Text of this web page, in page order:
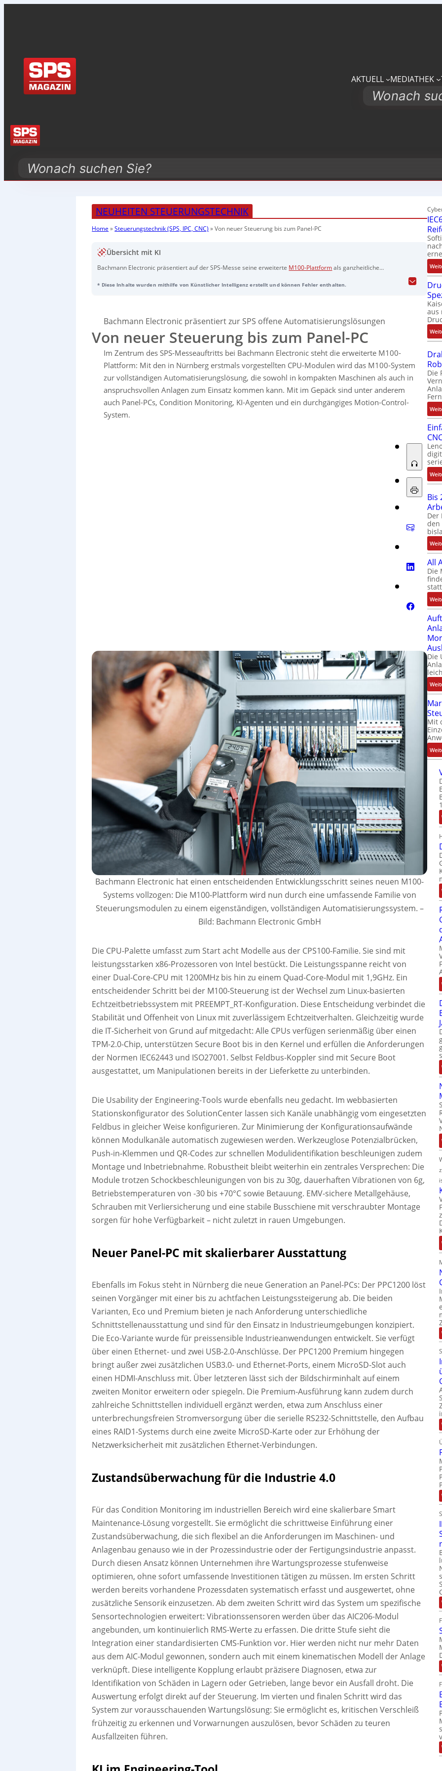
AKTUELL MEDIATHEK
Search
Search
NEUHEITEN STEUERUNGSTECHNIK
Home »Steuerungstechnik (SPS, IPC, CNC) »Von neuer Steuerung bis zum Panel-PC
Übersicht mit KI
Bachmann Electronic präsentiert auf der SPS-Messe seine erweiterte M100-Plattformals ganzheitliche
durchgängigenMotion Control System. Die CPUs derCPS100-Familie, basierend auf leistungsstarken Intel-
achtfache Leistungssteigerungen. Eine skalierbare Smart Maintenance-Lösung ermöglicht flexible
Zustandsüberwachung für Industrie 4.0, während KI-Agenten im Solution Center intelligente Unterstützung für
Entwickler bieten. Das Motion Control Systemermöglicht vielseitige Bewegungssteuerungen, ergänzt durch
spezialisierte Lösungen wie dasGMP32X2-Modulfür Netzüberwachung.
* Diese Inhalte wurden mithilfe von Künstlicher Intelligenz erstellt und können Fehler enthalten.
Bachmann Electronic präsentiert zur SPS offene Automatisierungslösungen
Von neuer Steuerung bis zum Panel-PC
Im Zentrum des SPS-Messeauftritts bei Bachmann Electronic steht die erweiterte M100-
Plattform: Mit den in Nürnberg erstmals vorgestellten CPU-Modulen wird das M100-System
zur vollständigen Automatisierungslösung, die sowohl in kompakten Maschinen als auch in
anspruchsvollen Anlagen zum Einsatz kommen kann. Mit im Gepäck sind unter anderem
auch Panel-PCs, Condition Monitoring, KI-Agenten und ein durchgängiges Motion-Control-
System.
Bachmann Electronic hat einen entscheidenden Entwicklungsschritt seines neuen M100-
Systems vollzogen: Die M100-Plattform wird nun durch eine umfassende Familie von
Steuerungsmodulen zu einem eigenständigen, vollständigen Automatisierungssystem. –
Bild: Bachmann Electronic GmbH
Die CPU-Palette umfasst zum Start acht Modelle aus der CPS100-Familie. Sie sind mit
leistungsstarken x86-Prozessoren von Intel bestückt. Die Leistungsspanne reicht von
einer Dual-Core-CPU mit 1200MHz bis hin zu einem Quad-Core-Modul mit 1,9GHz. Ein
entscheidender Schritt bei der M100-Steuerung ist der Wechsel zum Linux-basierten
Echtzeitbetriebssystem mit PREEMPT_RT-Konfiguration. Diese Entscheidung verbindet die
Stabilität und Offenheit von Linux mit zuverlässigem Echtzeitverhalten. Gleichzeitig wurde
die IT-Sicherheit von Grund auf mitgedacht: Alle CPUs verfügen serienmäßig über einen
TPM-2.0-Chip, unterstützen Secure Boot bis in den Kernel und erfüllen die Anforderungen
der Normen IEC62443 und ISO27001. Selbst Feldbus-Koppler sind mit Secure Boot
ausgestattet, um Manipulationen bereits in der Lieferkette zu unterbinden.
Die Usability der Engineering-Tools wurde ebenfalls neu gedacht. Im webbasierten
Stationskonfigurator des SolutionCenter lassen sich Kanäle unabhängig vom eingesetzten
Feldbus in gleicher Weise konfigurieren. Zur Minimierung der Konfigurationsaufwände
können Modulkanäle automatisch zugewiesen werden. Werkzeuglose Potenzialbrücken,
Push-in-Klemmen und QR-Codes zur schnellen Modulidentifikation beschleunigen zudem
Montage und Inbetriebnahme. Robustheit bleibt weiterhin ein zentrales Versprechen: Die
Module trotzen Schockbeschleunigungen von bis zu 30g, dauerhaften Vibrationen von 6g,
Betriebstemperaturen von -30 bis +70°C sowie Betauung. EMV-sichere Metallgehäuse,
Schrauben mit Verliersicherung und eine stabile Busschiene mit verschraubter Montage
sorgen für hohe Verfügbarkeit – nicht zuletzt in rauen Umgebungen.
Neuer Panel-PC mit skalierbarer Ausstattung
Ebenfalls im Fokus steht in Nürnberg die neue Generation an Panel-PCs: Der PPC1200 löst
seinen Vorgänger mit einer bis zu achtfachen Leistungssteigerung ab. Die beiden
Varianten, Eco und Premium bieten je nach Anforderung unterschiedliche
Schnittstellenausstattung und sind für den Einsatz in Industrieumgebungen konzipiert.
Die Eco-Variante wurde für preissensible Industrieanwendungen entwickelt. Sie verfügt
über einen Ethernet- und zwei USB-2.0-Anschlüsse. Der PPC1200 Premium hingegen
bringt außer zwei zusätzlichen USB3.0- und Ethernet-Ports, einem MicroSD-Slot auch
einen HDMI-Anschluss mit. Über letzteren lässt sich der Bildschirminhalt auf einem
zweiten Monitor erweitern oder spiegeln. Die Premium-Ausführung kann zudem durch
zahlreiche Schnittstellen individuell ergänzt werden, etwa zum Anschluss einer
unterbrechungsfreien Stromversorgung über die serielle RS232-Schnittstelle, den Aufbau
eines RAID1-Systems durch eine zweite MicroSD-Karte oder zur Erhöhung der
Netzwerksicherheit mit zusätzlichen Ethernet-Verbindungen.
Zustandsüberwachung für die Industrie 4.0
Für das Condition Monitoring im industriellen Bereich wird eine skalierbare Smart
Maintenance-Lösung vorgestellt. Sie ermöglicht die schrittweise Einführung einer
Zustandsüberwachung, die sich flexibel an die Anforderungen im Maschinen- und
Anlagenbau genauso wie in der Prozessindustrie oder der Fertigungsindustrie anpasst.
Durch diesen Ansatz können Unternehmen ihre Wartungsprozesse stufenweise
optimieren, ohne sofort umfassende Investitionen tätigen zu müssen. Im ersten Schritt
werden bereits vorhandene Prozessdaten systematisch erfasst und ausgewertet, ohne
zusätzliche Sensorik einzusetzen. Ab dem zweiten Schritt wird das System um spezifische
Sensortechnologien erweitert: Vibrationssensoren werden über das AIC206-Modul
angebunden, um kontinuierlich RMS-Werte zu erfassen. Die dritte Stufe sieht die
Integration einer standardisierten CMS-Funktion vor. Hier werden nicht nur mehr Daten
aus dem AIC-Modul gewonnen, sondern auch mit einem kinematischen Modell der Anlage
verknüpft. Diese intelligente Kopplung erlaubt präzisere Diagnosen, etwa zur
Identifikation von Schäden in Lagern oder Getrieben, lange bevor ein Ausfall droht. Die
Auswertung erfolgt direkt auf der Steuerung. Im vierten und finalen Schritt wird das
System zur vorausschauenden Wartungslösung: Sie ermöglicht es, kritischen Verschleiß
frühzeitig zu erkennen und Vorwarnungen auszulösen, bevor Schäden zu teuren
Ausfallzeiten führen.
aus
Die
Bis
Der
den
All
Die
Die
Mit